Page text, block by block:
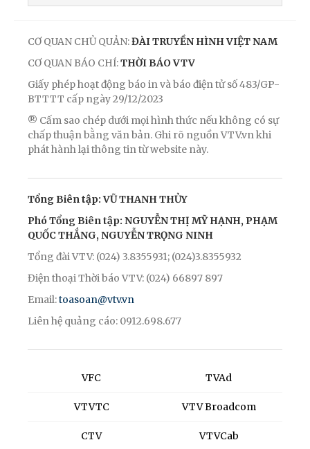
CƠ QUAN CHỦ QUẢN:ĐÀI TRUYỀN HÌNH VIỆT NAM
CƠ QUAN BÁO CHÍ:THỜI BÁO VTV
Giấy phép hoạt động báo in và báo điện tử số 483/GP-
BTTTT cấp ngày 29/12/2023
® Cấm sao chép dưới mọi hình thức nếu không có sự
chấp thuận bằng văn bản. Ghi rõ nguồn VTV.vn khi
phát hành lại thông tin từ website này.
Tổng Biên tập: VŨ THANH THỦY
Phó Tổng Biên tập: NGUYỄN THỊ MỸ HẠNH, PHẠM
QUỐC THẮNG, NGUYỄN TRỌNG NINH
Tổng đài VTV: (024) 3.8355931; (024)3.8355932
Điện thoại Thời báo VTV: (024) 66897 897
Email:toasoan@vtv.vn
Liên hệ quảng cáo: 0912.698.677
VFC
VTVTC
CTV
TVAd
VTV Broadcom
VTVCab